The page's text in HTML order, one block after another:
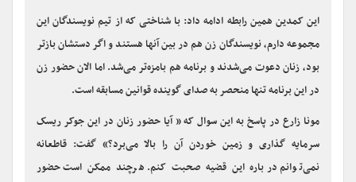
تصور می‌شود زنان نمی‌توانند کمدین‌های خوبی باشند.
این کمدین همین رابطه ادامه داد: با شناختی که از تیم نویسندگان این
مجموعه دارم، نویسندگان زن هم در بین آنها هستند و اگر دستشان بازتر
در این برنامه تنها منحصر به صدای گوینده قوانین مسابقه است.
مونا زارع در پاسخ به این سوال که « آیا حضور زنان در این جوکر ریسک